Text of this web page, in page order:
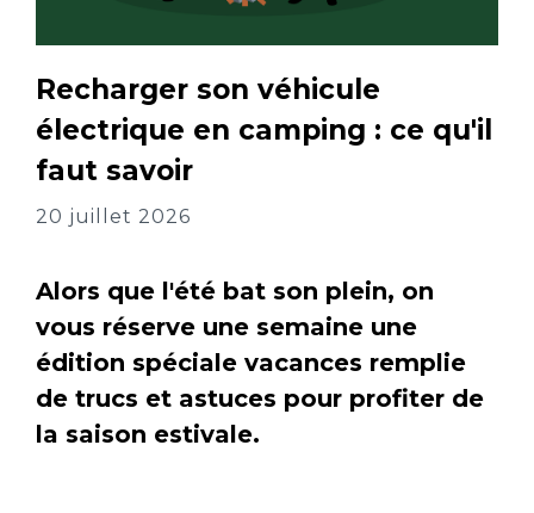
Recharger son véhicule
électrique en camping : ce qu'il
faut savoir
20 juillet 2026
Alors que l'été bat son plein, on
vous réserve une semaine une
édition spéciale vacances remplie
de trucs et astuces pour profiter de
la saison estivale.